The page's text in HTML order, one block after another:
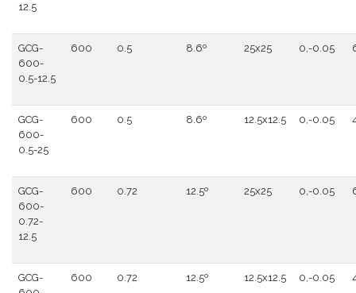
12.5
GCG-
600-
0.5-12.5
600 0.5 8.6º 25x25 0,-0.05
GCG-
600-
0.5-25
600 0.5 8.6º 12.5x12.5 0,-0.05
GCG-
600-
0.72-
12.5
600 0.72 12.5º 25x25 0,-0.05
GCG-
600 0.72 12.5º 12.5x12.5 0,-0.05